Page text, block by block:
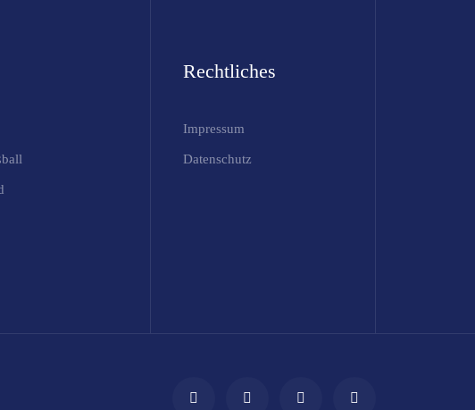
Rechtliches
Impressum
Datenschutz